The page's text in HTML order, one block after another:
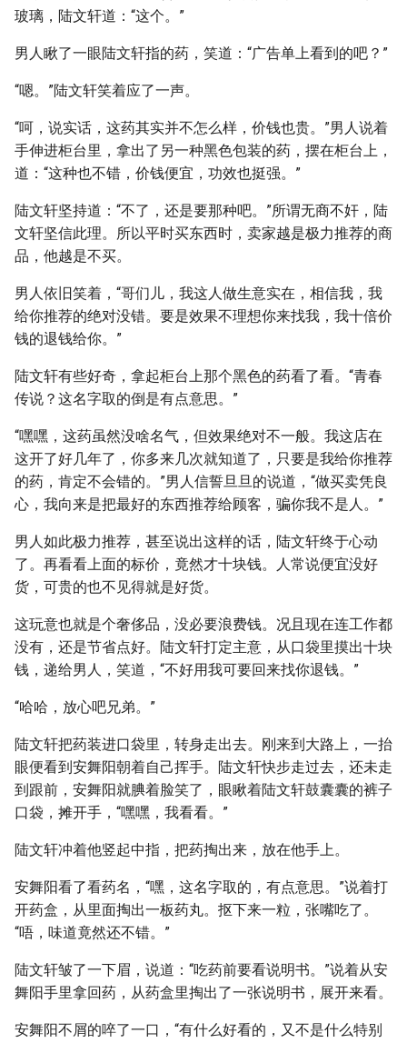
玻璃，陆文轩道：“这个。”
男人瞅了一眼陆文轩指的药，笑道：“广告单上看到的吧？”
“嗯。”陆文轩笑着应了一声。
“呵，说实话，这药其实并不怎么样，价钱也贵。”男人说着
手伸进柜台里，拿出了另一种黑色包装的药，摆在柜台上，
道：“这种也不错，价钱便宜，功效也挺强。”
陆文轩坚持道：“不了，还是要那种吧。”所谓无商不奸，陆
文轩坚信此理。所以平时买东西时，卖家越是极力推荐的商
品，他越是不买。
男人依旧笑着，“哥们儿，我这人做生意实在，相信我，我
给你推荐的绝对没错。要是效果不理想你来找我，我十倍价
钱的退钱给你。”
陆文轩有些好奇，拿起柜台上那个黑色的药看了看。“青春
传说？这名字取的倒是有点意思。”
“嘿嘿，这药虽然没啥名气，但效果绝对不一般。我这店在
这开了好几年了，你多来几次就知道了，只要是我给你推荐
的药，肯定不会错的。”男人信誓旦旦的说道，“做买卖凭良
心，我向来是把最好的东西推荐给顾客，骗你我不是人。”
男人如此极力推荐，甚至说出这样的话，陆文轩终于心动
了。再看看上面的标价，竟然才十块钱。人常说便宜没好
货，可贵的也不见得就是好货。
这玩意也就是个奢侈品，没必要浪费钱。况且现在连工作都
没有，还是节省点好。陆文轩打定主意，从口袋里摸出十块
钱，递给男人，笑道，“不好用我可要回来找你退钱。”
“哈哈，放心吧兄弟。”
陆文轩把药装进口袋里，转身走出去。刚来到大路上，一抬
眼便看到安舞阳朝着自己挥手。陆文轩快步走过去，还未走
到跟前，安舞阳就腆着脸笑了，眼瞅着陆文轩鼓囊囊的裤子
口袋，摊开手，“嘿嘿，我看看。”
陆文轩冲着他竖起中指，把药掏出来，放在他手上。
安舞阳看了看药名，“嘿，这名字取的，有点意思。”说着打
开药盒，从里面掏出一板药丸。抠下来一粒，张嘴吃了。
“唔，味道竟然还不错。”
陆文轩皱了一下眉，说道：“吃药前要看说明书。”说着从安
舞阳手里拿回药，从药盒里掏出了一张说明书，展开来看。
安舞阳不屑的啐了一口，“有什么好看的，又不是什么特别